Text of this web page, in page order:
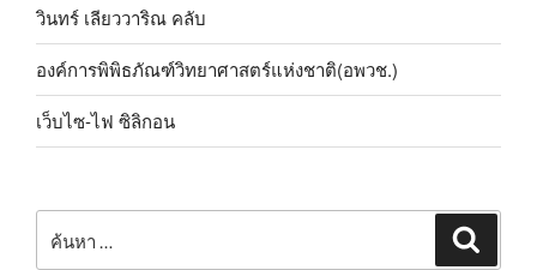
วินทร์ เลียววาริณ คลับ
องค์การพิพิธภัณฑ์วิทยาศาสตร์แห่งชาติ(อพวช.)
เว็บไซ-ไฟ ซิลิกอน